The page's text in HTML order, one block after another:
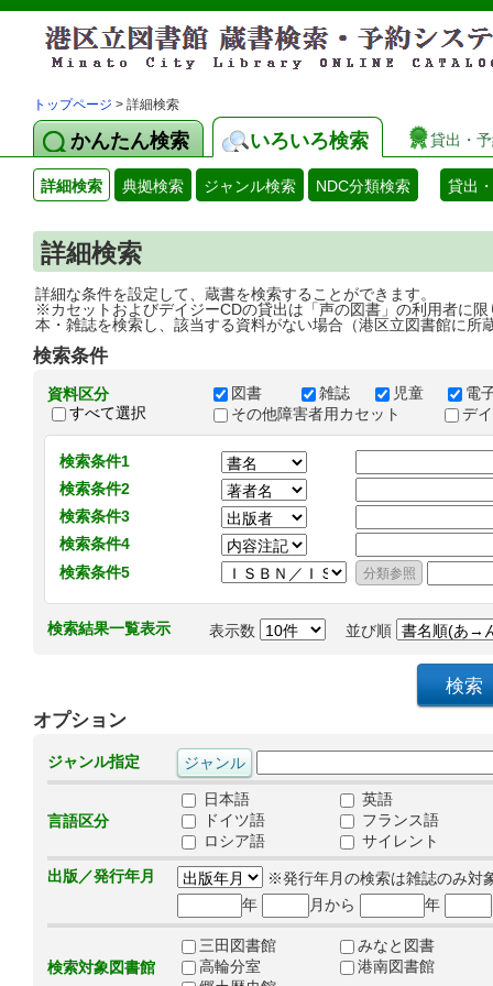
トップページ > 詳細検索
かんたん検索 いろいろ検索 貸出・
詳細検索 典拠検索 ジャンル検索 NDC分類検索 貸出
詳細検索
詳細な条件を設定して、蔵書を検索することができます。
※カセットおよびデイジーCDの貸出は「声の図書」の利用者に限
本・雑誌を検索し、該当する資料がない場合（港区立図書館に所
検索条件
資料区分
すべて選択
図書 雑誌 児童
電
その他障害者用カセット
デ
検索条件1
検索条件2
検索条件3
検索条件4
検索条件5
検索結果一覧表示 表示数 並び順
オプション
ジャンル指定
言語区分
日本語
英語
ドイツ語
フランス語
ロシア語
サイレント
出版／発行年月
※発行年月の検索は雑誌のみ対
年
月から 年
検索対象図書館
三田図書館
みなと図書
高輪分室
港南図書館